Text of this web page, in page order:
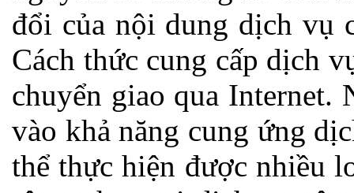
đổi của nội dung dịch vụ
Cách thức cung cấp dịch
chuyển giao qua
vào khả năng cung ứng
thể thực hiện được nhiều